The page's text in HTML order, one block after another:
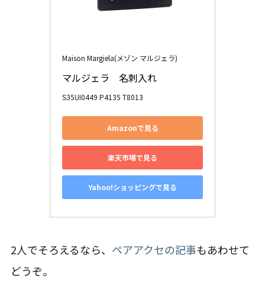
Maison Margiela(メゾン マルジェラ)
マルジェラ　名刺入れ
S35UI0449 P4135 T8013
Amazonで見る
楽天市場で見る
Yahoo!ショッピングで見る
2人でそろえるなら、 ペアアクセの記事もあわせて
どうぞ。